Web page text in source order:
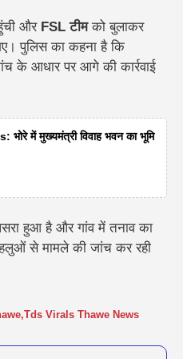
और FSL टीमको बुलाकर
पुलिस का कहना है कि
के आधार पर आगे की कार्रवाई
में मुख्यमंत्री विवाह भवन का भूमि
हुआ है और गांव में तनाव का
से मामले की जांच कर रही
,Tds Virals Thawe News